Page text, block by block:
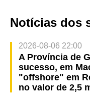
Notícias dos
2026-08-06 22:00
A Província de
sucesso, em
"offshore" em
no valor de 2,5